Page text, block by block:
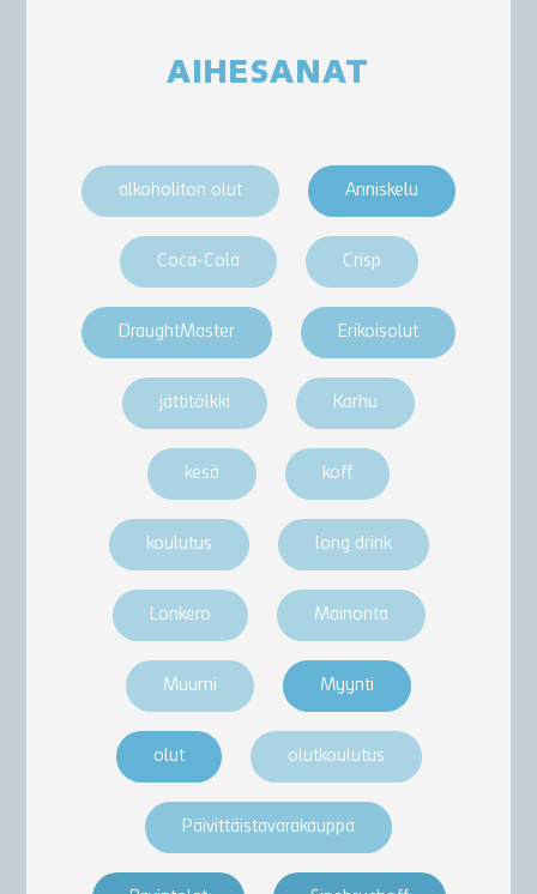
AIHESANAT
alkoholiton olut Anniskelu
Coca-Cola Crisp
DraughtMaster Erikoisolut
jättitölkki Karhu
kesä koff
koulutus long drink
Lonkero Mainonta
Muumi Myynti
olut olutkoulutus
Päivittäistavarakauppa